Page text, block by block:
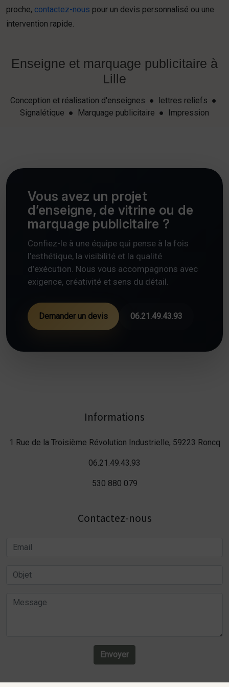
proche, contactez-nous pour un devis personnalisé ou une
intervention rapide.
Enseigne et marquage publicitaire à
Lille
Conception et réalisation d'enseignes ● lettres reliefs ●
Signalétique ● Marquage publicitaire ● Impression
Vous avez un projet
d’enseigne, de vitrine ou de
marquage publicitaire ?
Confiez-le à une équipe qui pense à la fois
l’esthétique, la visibilité et la qualité
d’exécution. Nous vous accompagnons avec
exigence, créativité et sens du détail.
Demander un devis 06.21.49.43.93
Informations
1 Rue de la Troisième Révolution Industrielle, 59223 Roncq
06.21.49.43.93
530 880 079
Contactez-nous
Envoyer